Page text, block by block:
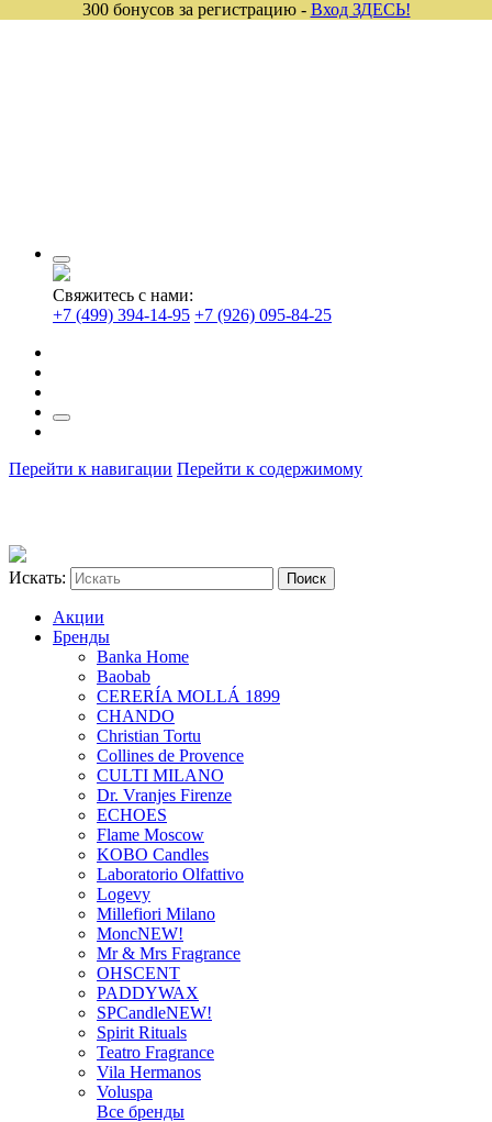
Свяжитесь с нами:
+7 (499) 394-14-95 +7 (926) 095-84-25
Перейти к навигации Перейти к содержимому
Искать:
Акции
Бренды
Banka Home
Baobab
CERERÍA MOLLÁ 1899
CHANDO
Christian Tortu
Collines de Provence
CULTI MILANO
Dr. Vranjes Firenze
ECHOES
Flame Moscow
KOBO Candles
Laboratorio Olfattivo
Logevy
Millefiori Milano
MoncNEW!
Mr & Mrs Fragrance
OHSCENT
PADDYWAX
SPCandleNEW!
Spirit Rituals
Teatro Fragrance
Vila Hermanos
Voluspa
Все бренды
300 бонусов за регистрацию - Вход ЗДЕСЬ!